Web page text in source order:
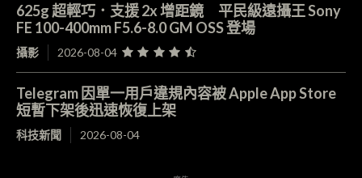
625g 超輕巧．支援 2x 增距鏡 平民級遠攝王 Sony
FE 100-400mm F5.6-8.0 GM OSS 登場
攝影 2026-08-04
Telegram 因單一用戶違規內容被 Apple App Store
短暫下架後迅速恢復上架
科技新聞 2026-08-04